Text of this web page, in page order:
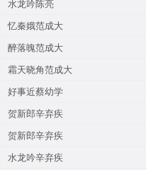
水龙吟陈亮
忆秦娥范成大
醉落魄范成大
霜天晓角范成大
好事近蔡幼学
贺新郎辛弃疾
贺新郎辛弃疾
水龙吟辛弃疾